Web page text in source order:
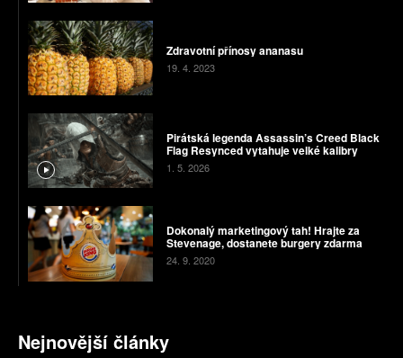
Zdravotní přínosy ananasu
19. 4. 2023
Pirátská legenda Assassin’s Creed Black
Flag Resynced vytahuje velké kalibry
1. 5. 2026
Dokonalý marketingový tah! Hrajte za
Stevenage, dostanete burgery zdarma
24. 9. 2020
Nejnovější články